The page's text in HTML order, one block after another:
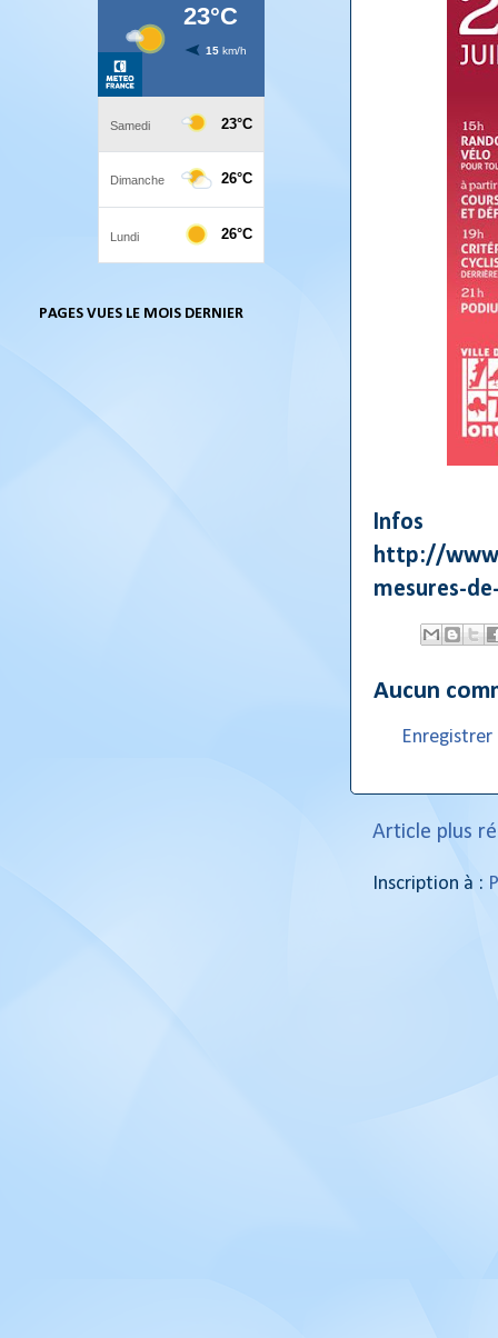
Infos
http://
mesures-
Aucun
Article plus
Inscription à :
PAGES VUES LE MOIS DERNIER